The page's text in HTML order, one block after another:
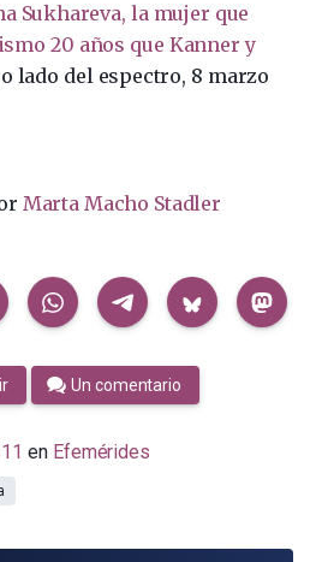
Sukhareva, la mujer que
20 años que Kanner y
lado del espectro, 8 marzo
Marta Macho Stadler
Un comentario
en Efemérides